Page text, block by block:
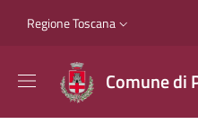
Slim top
Regione Toscana
Comune di